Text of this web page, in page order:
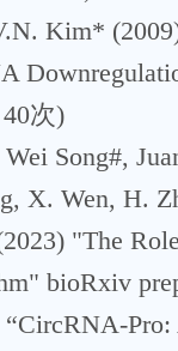
Kim*
次)
Song#,
X. Wen, H.
"The
bioRxiv
Pro: